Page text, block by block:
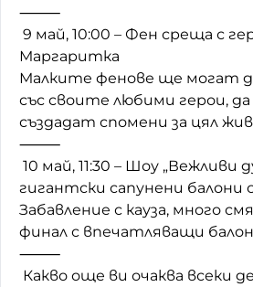
⸻
9 май, 10:00 – Фен среща с
Маргаритка
Малките фенове ще могат
със своите любими герои,
създадат спомени за цял
⸻
10 май, 11:30 – Шоу „Вежливи
гигантски сапунени балони
Забавление с кауза, много
финал с впечатляващи
⸻
Какво още ви очаква всеки